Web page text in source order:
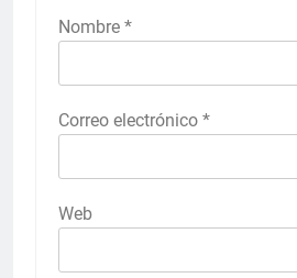
Nombre *
Correo electrónico *
Web